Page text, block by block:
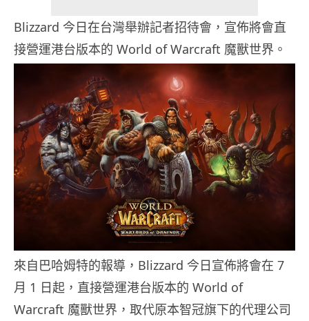
Blizzard 今日在台灣舉辦記者招待會，宣佈將會直
接營運港台版本的 World of Warcraft 魔獸世界。
來自巴哈姆特的報導，Blizzard 今日宣佈將會在 7
月 1 日起，直接營運港台版本的 World of
Warcraft 魔獸世界，取代原本智冠旗下的代理公司